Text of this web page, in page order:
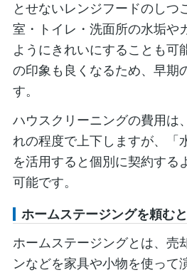
とせないレンジフードのしつ
室・トイレ・洗面所の水垢や
ようにきれいにすることも可
の印象も良くなるため、早期
す。
ハウスクリーニングの費用は
れの程度で上下しますが、「
を活用すると個別に契約する
可能です。
ホームステージングを頼む
ホームステージングとは、売
ンなどを家具や小物を使って